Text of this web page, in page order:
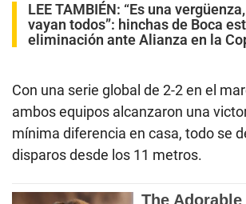
LEE TAMBIÉN: “Es una
vayan todos”: hinchas de Boca
eliminación ante Alianza en la
Con una serie global de 2-2 en el
ambos equipos alcanzaron una
mínima diferencia en casa, todo se
disparos desde los 11 metros.